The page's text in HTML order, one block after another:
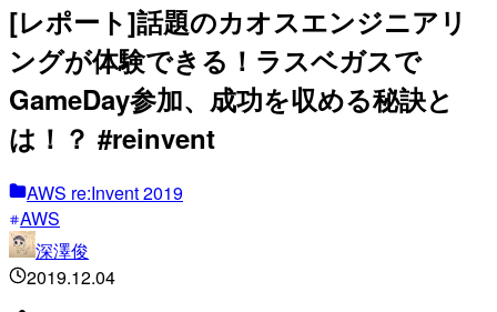
[レポート]話題のカオスエンジニアリ
ングが体験できる！ラスベガスで
GameDay参加、成功を収める秘訣と
は！？ #reinvent
AWS re:Invent 2019
AWS
深澤俊
2019.12.04